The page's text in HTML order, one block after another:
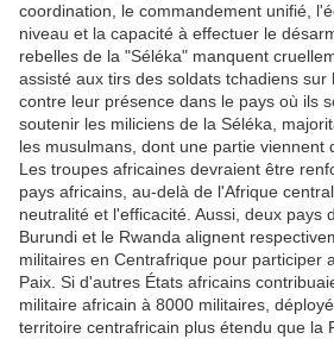
coordination, le commandement unifié,
niveau et la capacité à effectuer le
rebelles de la "Séléka" manquent
assisté aux tirs des soldats tchadiens sur
contre leur présence dans le pays où ils
soutenir les miliciens de la Séléka,
les musulmans, dont une partie viennent
Les troupes africaines devraient être
pays africains, au-delà de l'Afrique
neutralité et l'efficacité. Aussi, deux pays
Burundi et le Rwanda alignent
militaires en Centrafrique pour participer
Paix. Si d'autres États africains
militaire africain à 8000 militaires,
territoire centrafricain plus étendu que la